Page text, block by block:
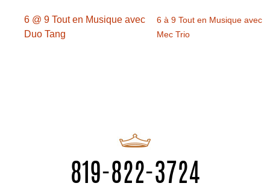
6 @ 9 Tout en Musique avec
Duo Tang
6 à 9 Tout en Musique avec
Mec Trio
819-822-3724